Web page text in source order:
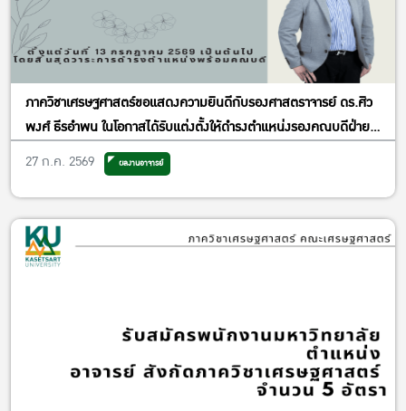
ภาควิชาเศรษฐศาสตร์ขอแสดงความยินดีกับรองศาสตราจารย์ ดร.ศิว
พงศ์ ธีรอำพน ในโอกาสได้รับแต่งตั้งให้ดำรงตำแหน่งรองคณบดีฝ่าย
วิจัยและพันธกิจเพื่อสังคม
27 ก.ค. 2569 ผลงานอาจารย์